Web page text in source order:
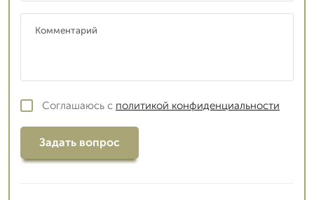
Соглашаюсь с политикой конфиденциальности
Задать вопрос